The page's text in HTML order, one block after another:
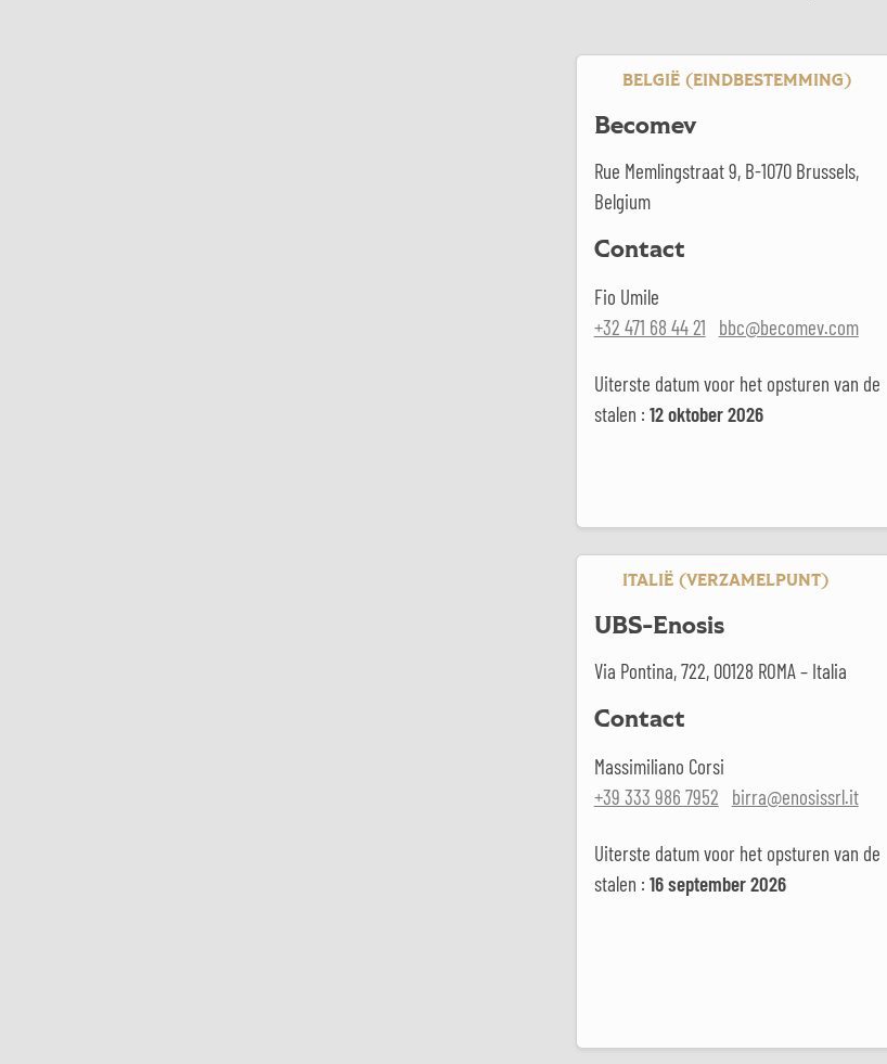
BELGIË (EINDBESTEMMING)
Becomev
Rue Memlingstraat 9, B-1070 Brussels,
Belgium
Contact
Fio Umile
+32 471 68 44 21
bbc@becomev.com
Uiterste datum voor het opsturen van de
stalen : 12 oktober 2026
ITALIË (VERZAMELPUNT)
UBS-Enosis
Via Pontina, 722, 00128 ROMA – Italia
Contact
Massimiliano Corsi
+39 333 986 7952
birra@enosissrl.it
Uiterste datum voor het opsturen van de
stalen : 16 september 2026